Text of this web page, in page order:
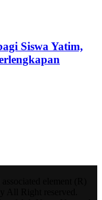
Siswa Yatim,